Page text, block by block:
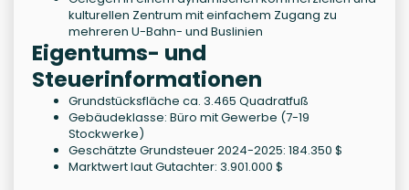
kulturellen Zentrum mit einfachem Zugang zu
mehreren U-Bahn- und Buslinien
Eigentums- und
Steuerinformationen
Grundstücksfläche ca. 3.465 Quadratfuß
Gebäudeklasse: Büro mit Gewerbe (7-19
Stockwerke)
Geschätzte Grundsteuer 2024-2025: 184.350 $
Marktwert laut Gutachter: 3.901.000 $